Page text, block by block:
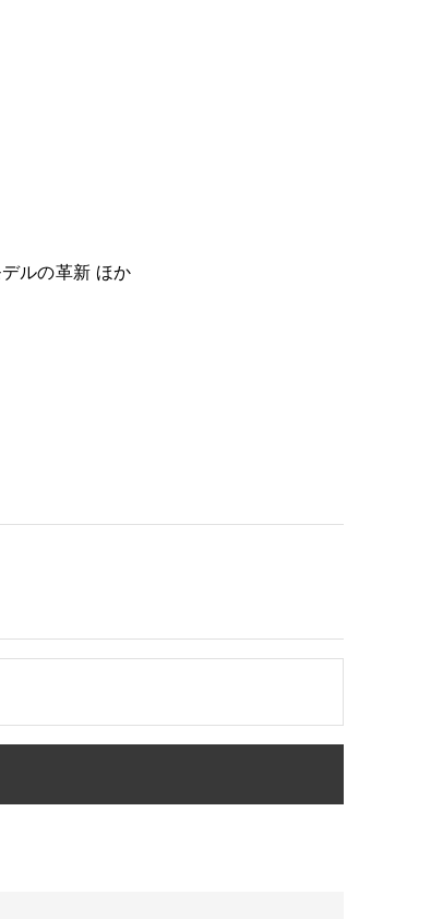
ルの革新 ほか